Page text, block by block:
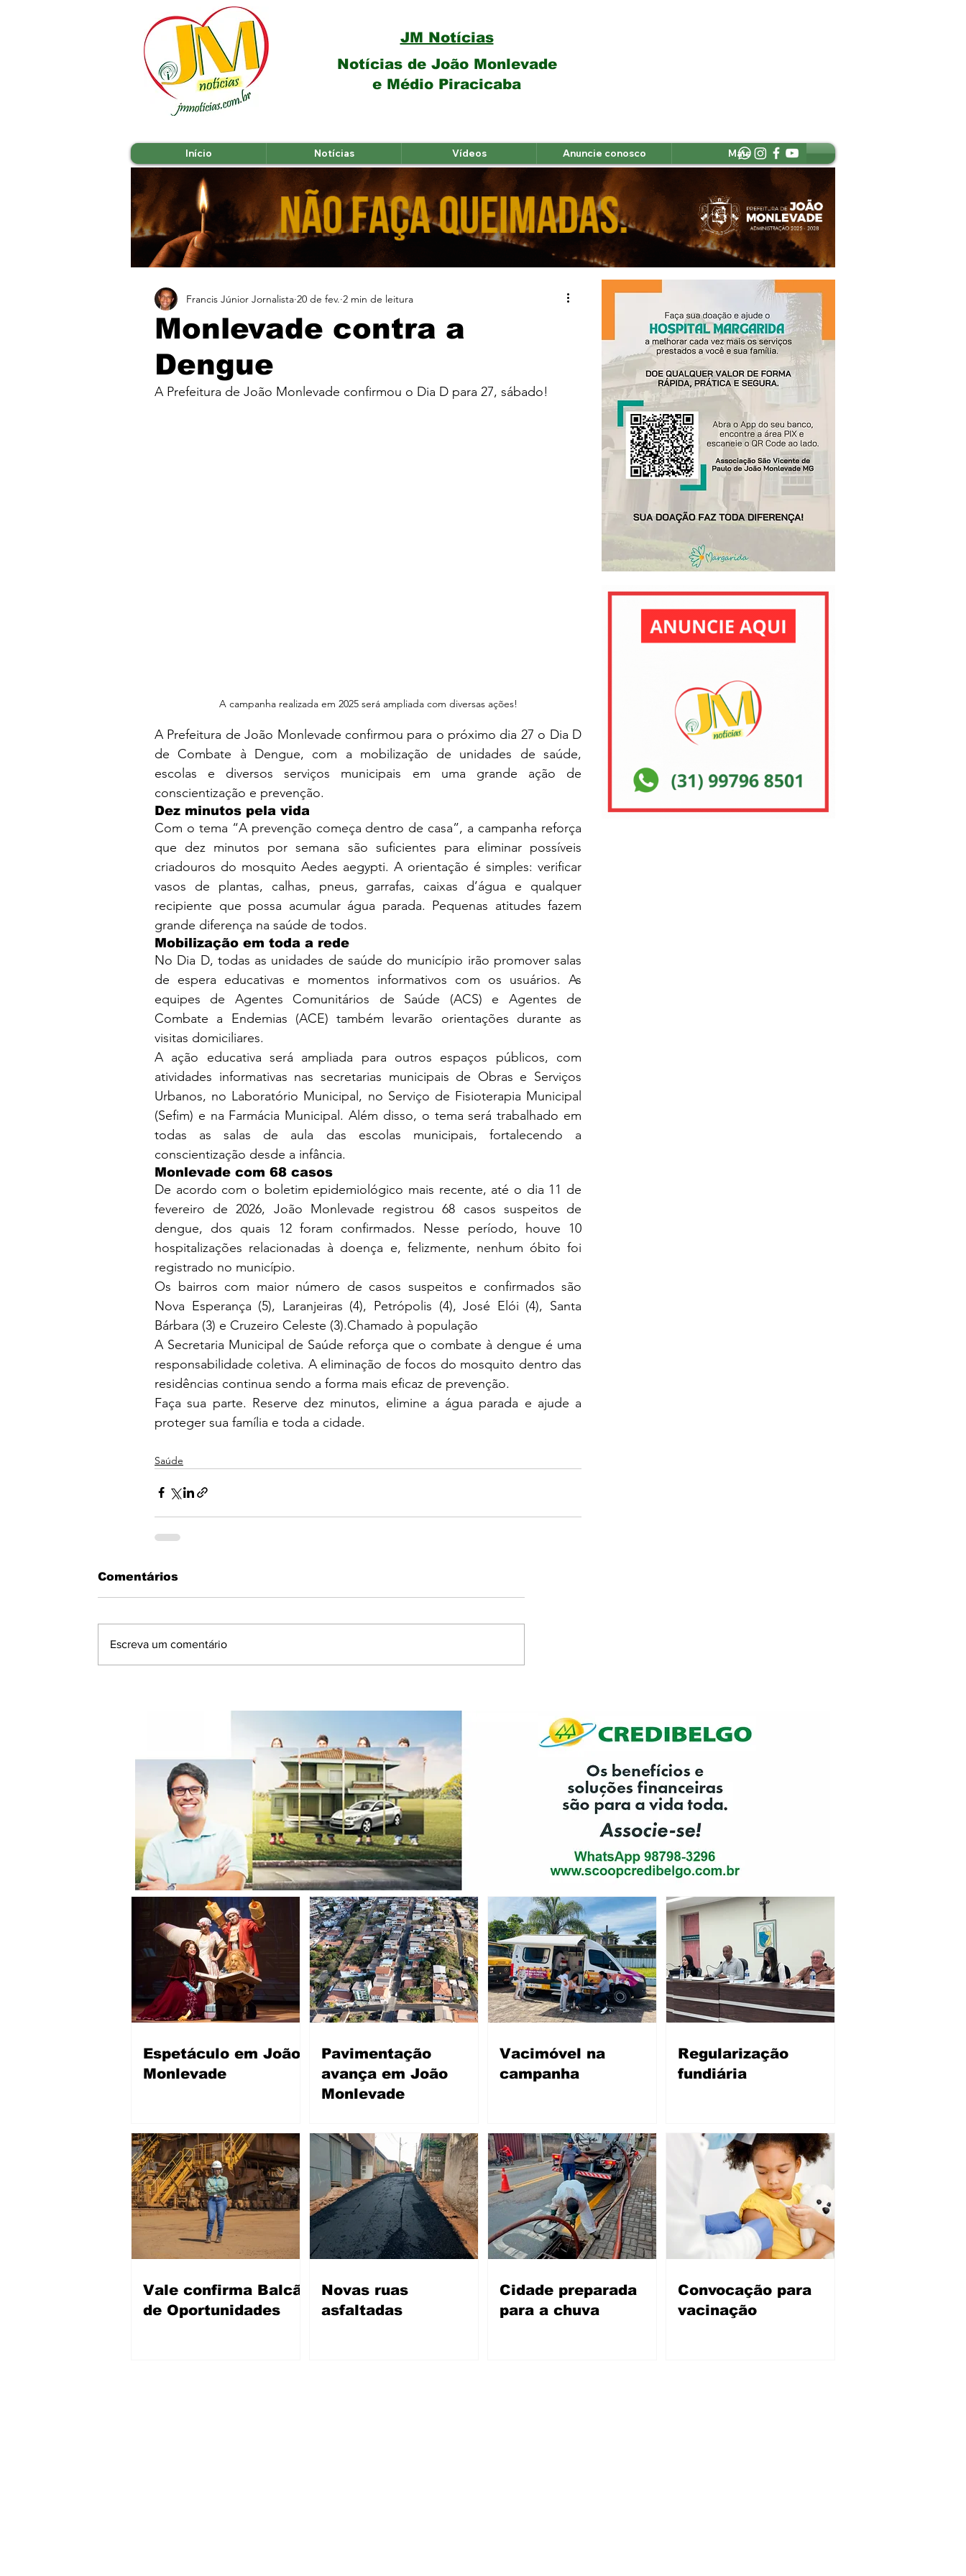
Notícias de João Monlevade
e Médio Piracicaba
JM Notícias
Início Notícias Vídeos Anuncie conosco Mais
Monlevade contra a
Dengue
Francis Júnior Jornalista 20 de fev. 2 min de leitura
A Prefeitura de João Monlevade confirmou o Dia D para 27, sábado!
A campanha realizada em 2025 será ampliada com diversas ações!
A Prefeitura de João Monlevade confirmou para o próximo dia 27 o Dia D
de Combate à Dengue, com a mobilização de unidades de saúde,
escolas e diversos serviços municipais em uma grande ação de
conscientização e prevenção.
Dez minutos pela vida
Com o tema “A prevenção começa dentro de casa”, a campanha reforça
que dez minutos por semana são suficientes para eliminar possíveis
criadouros do mosquito Aedes aegypti. A orientação é simples: verificar
vasos de plantas, calhas, pneus, garrafas, caixas d’água e qualquer
recipiente que possa acumular água parada. Pequenas atitudes fazem
grande diferença na saúde de todos.
Mobilização em toda a rede
No Dia D, todas as unidades de saúde do município irão promover salas
de espera educativas e momentos informativos com os usuários. As
equipes de Agentes Comunitários de Saúde (ACS) e Agentes de
Combate a Endemias (ACE) também levarão orientações durante as
visitas domiciliares.
A ação educativa será ampliada para outros espaços públicos, com
atividades informativas nas secretarias municipais de Obras e Serviços
Urbanos, no Laboratório Municipal, no Serviço de Fisioterapia Municipal
(Sefim) e na Farmácia Municipal. Além disso, o tema será trabalhado em
todas as salas de aula das escolas municipais, fortalecendo a
conscientização desde a infância.
Monlevade com 68 casos
De acordo com o boletim epidemiológico mais recente, até o dia 11 de
fevereiro de 2026, João Monlevade registrou 68 casos suspeitos de
dengue, dos quais 12 foram confirmados. Nesse período, houve 10
hospitalizações relacionadas à doença e, felizmente, nenhum óbito foi
registrado no município.
Os bairros com maior número de casos suspeitos e confirmados são
Nova Esperança (5), Laranjeiras (4), Petrópolis (4), José Elói (4), Santa
Bárbara (3) e Cruzeiro Celeste (3).Chamado à população
A Secretaria Municipal de Saúde reforça que o combate à dengue é uma
responsabilidade coletiva. A eliminação de focos do mosquito dentro das
residências continua sendo a forma mais eficaz de prevenção.
Faça sua parte. Reserve dez minutos, elimine a água parada e ajude a
proteger sua família e toda a cidade.
Saúde
Comentários
Escreva um comentário
Espetáculo em João
Monlevade
Pavimentação
avança em João
Monlevade
Vacimóvel na
campanha
Regularização
fundiária
Vale confirma Balcão
de Oportunidades
Novas ruas
asfaltadas
Cidade preparada
para a chuva
Convocação para
vacinação